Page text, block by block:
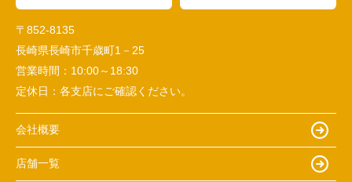
〒852-8135
長崎県長崎市千歳町1－25
営業時間： 10:00～18:30
定休日： 各支店にご確認ください。
会社概要
店舗一覧